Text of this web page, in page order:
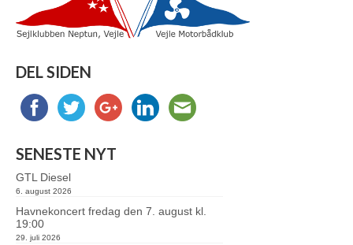
DEL SIDEN
SENESTE NYT
GTL Diesel
6. august 2026
Havnekoncert fredag den 7. august kl.
19:00
29. juli 2026